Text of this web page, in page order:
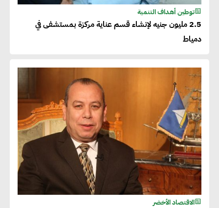
توطين أهداف التنمية
2.5 مليون جنيه لإنشاء قسم عناية مركزة بمستشفى في
دمياط
الاقتصاد الأخضر